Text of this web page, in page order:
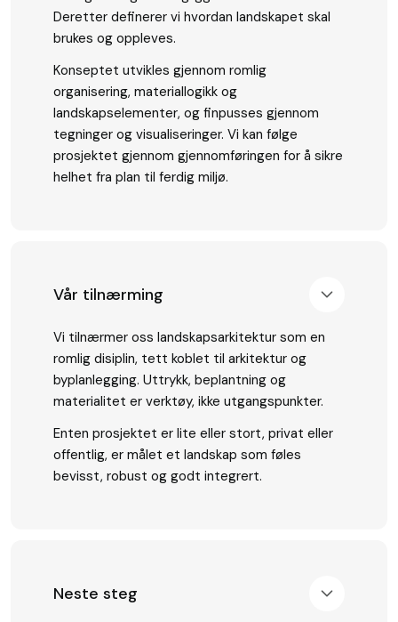
Deretter definerer vi hvordan landskapet skal
brukes og oppleves.
Konseptet utvikles gjennom romlig
organisering, materiallogikk og
landskapselementer, og finpusses gjennom
tegninger og visualiseringer. Vi kan følge
prosjektet gjennom gjennomføringen for å sikre
helhet fra plan til ferdig miljø.
Vår tilnærming
Vi tilnærmer oss landskapsarkitektur som en
romlig disiplin, tett koblet til arkitektur og
byplanlegging. Uttrykk, beplantning og
materialitet er verktøy, ikke utgangspunkter.
Enten prosjektet er lite eller stort, privat eller
offentlig, er målet et landskap som føles
bevisst, robust og godt integrert.
Neste steg